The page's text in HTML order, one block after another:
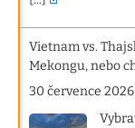
Vietnam vs.
Mekongu, nebo
30 července 2026